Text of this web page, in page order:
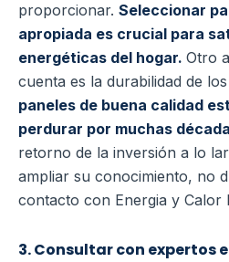
proporcionar. Seleccionar
apropiada es crucial para
energéticas del hogar. Otro
cuenta es la durabilidad de
paneles de buena calidad
perdurar por muchas
retorno de la inversión a lo
ampliar su conocimiento, no
contacto con Energia y Calor
3. Consultar con expertos